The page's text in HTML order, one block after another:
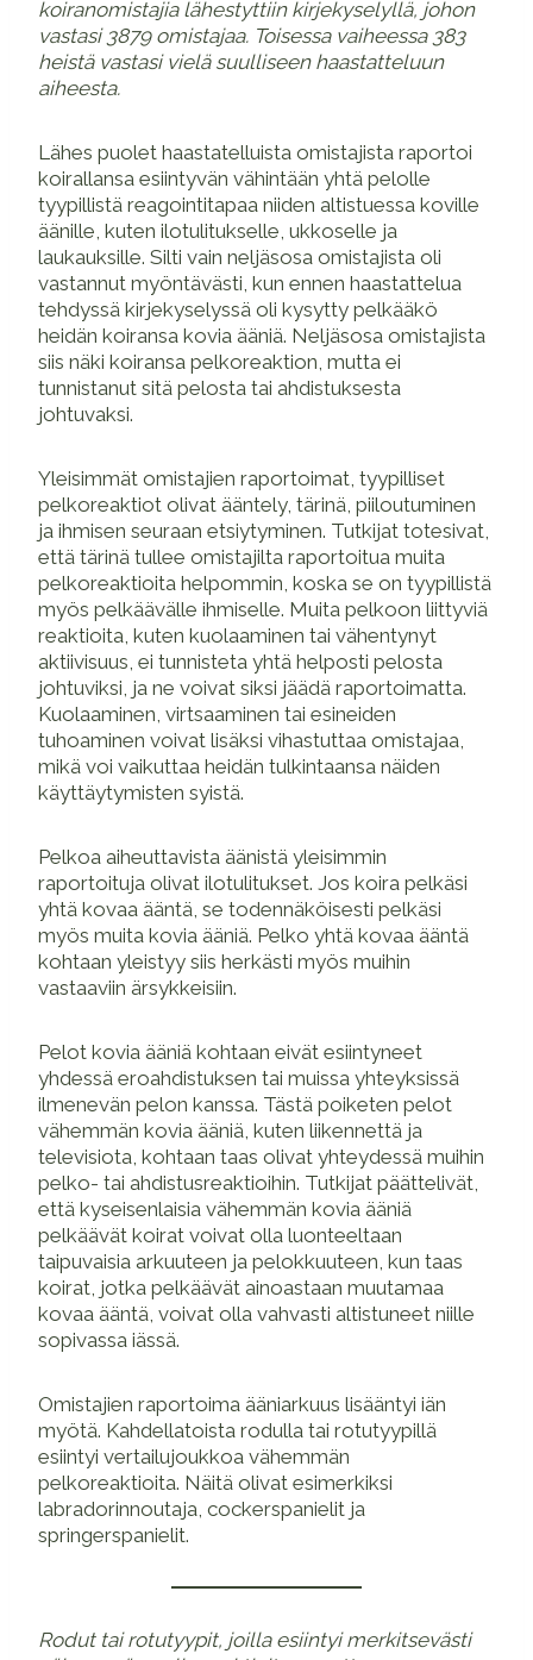
koiranomistajia lähestyttiin kirjekyselyllä, johon
vastasi 3879 omistajaa. Toisessa vaiheessa 383
heistä vastasi vielä suulliseen haastatteluun
aiheesta.
Lähes puolet haastatelluista omistajista raportoi
koirallansa esiintyvän vähintään yhtä pelolle
tyypillistä reagointitapaa niiden altistuessa koville
äänille, kuten ilotulitukselle, ukkoselle ja
laukauksille. Silti vain neljäsosa omistajista oli
vastannut myöntävästi, kun ennen haastattelua
tehdyssä kirjekyselyssä oli kysytty pelkääkö
heidän koiransa kovia ääniä. Neljäsosa omistajista
siis näki koiransa pelkoreaktion, mutta ei
tunnistanut sitä pelosta tai ahdistuksesta
johtuvaksi.
Yleisimmät omistajien raportoimat, tyypilliset
pelkoreaktiot olivat ääntely, tärinä, piiloutuminen
ja ihmisen seuraan etsiytyminen. Tutkijat totesivat,
että tärinä tullee omistajilta raportoitua muita
pelkoreaktioita helpommin, koska se on tyypillistä
myös pelkäävälle ihmiselle. Muita pelkoon liittyviä
reaktioita, kuten kuolaaminen tai vähentynyt
aktiivisuus, ei tunnisteta yhtä helposti pelosta
johtuviksi, ja ne voivat siksi jäädä raportoimatta.
Kuolaaminen, virtsaaminen tai esineiden
tuhoaminen voivat lisäksi vihastuttaa omistajaa,
mikä voi vaikuttaa heidän tulkintaansa näiden
käyttäytymisten syistä.
Pelkoa aiheuttavista äänistä yleisimmin
raportoituja olivat ilotulitukset. Jos koira pelkäsi
yhtä kovaa ääntä, se todennäköisesti pelkäsi
myös muita kovia ääniä. Pelko yhtä kovaa ääntä
kohtaan yleistyy siis herkästi myös muihin
vastaaviin ärsykkeisiin.
Pelot kovia ääniä kohtaan eivät esiintyneet
yhdessä eroahdistuksen tai muissa yhteyksissä
ilmenevän pelon kanssa. Tästä poiketen pelot
vähemmän kovia ääniä, kuten liikennettä ja
televisiota, kohtaan taas olivat yhteydessä muihin
pelko- tai ahdistusreaktioihin. Tutkijat päättelivät,
että kyseisenlaisia vähemmän kovia ääniä
pelkäävät koirat voivat olla luonteeltaan
taipuvaisia arkuuteen ja pelokkuuteen, kun taas
koirat, jotka pelkäävät ainoastaan muutamaa
kovaa ääntä, voivat olla vahvasti altistuneet niille
sopivassa iässä.
Omistajien raportoima ääniarkuus lisääntyi iän
myötä. Kahdellatoista rodulla tai rotutyypillä
esiintyi vertailujoukkoa vähemmän
pelkoreaktioita. Näitä olivat esimerkiksi
labradorinnoutaja, cockerspanielit ja
springerspanielit.
Rodut tai rotutyypit, joilla esiintyi merkitsevästi